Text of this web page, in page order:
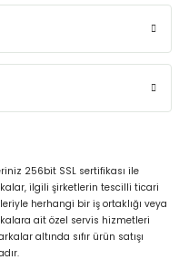
256bit SSL sertifikası ile
ilgili şirketlerin tescilli ticari
herhangi bir iş ortaklığı veya
ait özel servis hizmetleri
altında sıfır ürün satışı